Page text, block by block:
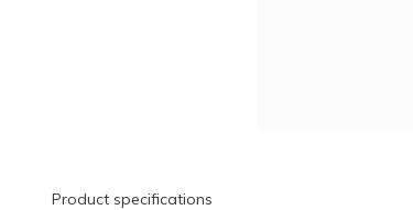
Product specifications